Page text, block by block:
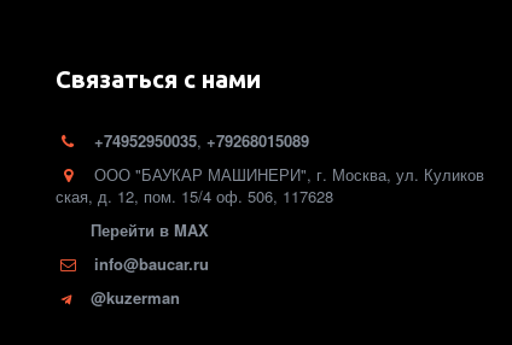
Связаться с нами
+74952950035, +79268015089
ООО "БАУКАР МАШИНЕРИ", г. Москва, ул. Куликов
ская, д. 12, пом. 15/4 оф. 506, 117628
Перейти в MAX
info@baucar.ru
@kuzerman